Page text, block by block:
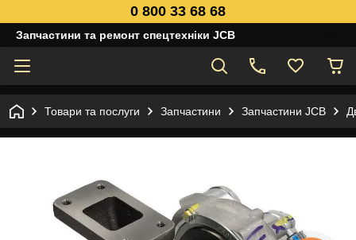
0 800 33 68 68
Запчастини та ремонт спецтехніки JCB
Товари та послуги Запчастини Запчастини JCB